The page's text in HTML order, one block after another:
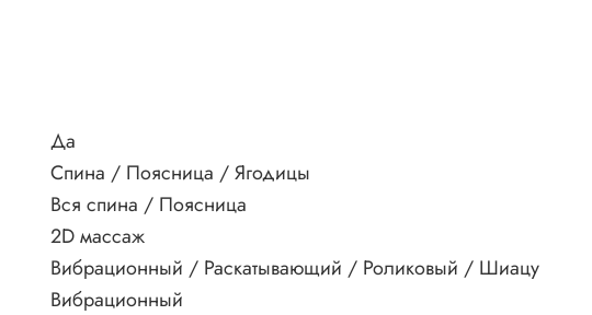
Да
Спина / Поясница / Ягодицы
Вся спина / Поясница
2D массаж
Вибрационный / Раскатывающий / Роликовый / Шиацу
Вибрационный